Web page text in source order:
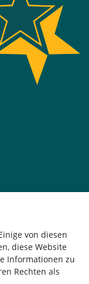
von diesen
diese Website
Informationen zu
Rechten als